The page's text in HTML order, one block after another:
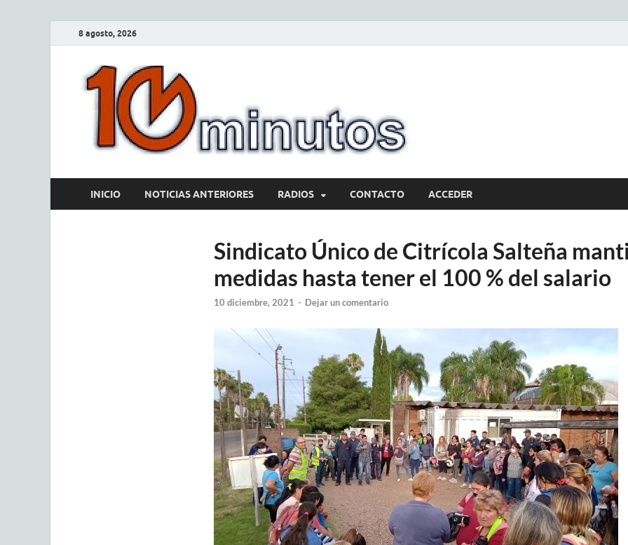
8 agosto, 2026
INICIO NOTICIAS ANTERIORES RADIOS CONTACTO ACCEDER
Sindicato Único de Citrícola Salteña
medidas hasta tener el 100 % del salario
10 diciembre, 2021 - Dejar un comentario